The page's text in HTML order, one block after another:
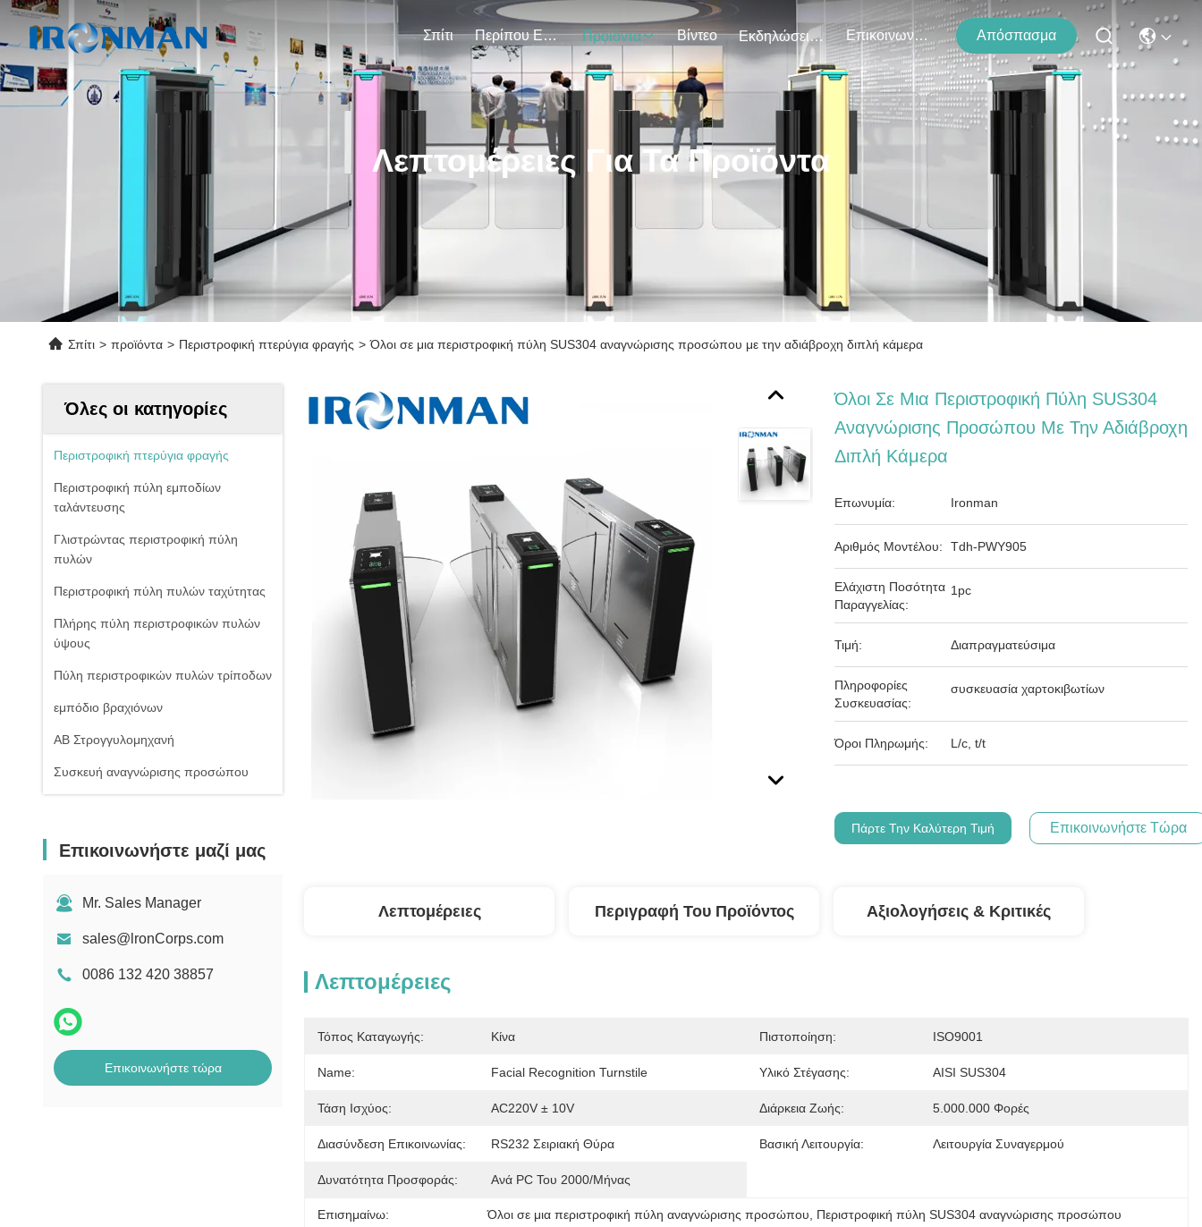
Σπίτι Περίπου Εμείς Προϊόντα Βίντεο Εκδηλώσεις Επικοινωνήστε Μαζί Μας Απόσπασμα
Λεπτομέρειες Για Τα Προϊόντα
Σπίτι > προϊόντα > Περιστροφική πτερύγια φραγής > Όλοι σε μια περιστροφική πύλη SUS304 αναγνώρισης προσώπου με την αδιάβροχη διπλή κάμερα
Όλες οι κατηγορίες
Περιστροφική πτερύγια φραγής
Περιστροφική πύλη εμποδίων
ταλάντευσης
Γλιστρώντας περιστροφική πύλη
πυλών
Περιστροφική πύλη πυλών ταχύτητας
Πλήρης πύλη περιστροφικών πυλών
ύψους
Πύλη περιστροφικών πυλών τρίποδων
εμπόδιο βραχιόνων
ΑΒ Στρογγυλομηχανή
Συσκευή αναγνώρισης προσώπου
Επικοινωνήστε μαζί μας
Mr. Sales Manager
sales@lronCorps.com
0086 132 420 38857
Επικοινωνήστε τώρα
Όλοι Σε Μια Περιστροφική Πύλη SUS304
Αναγνώρισης Προσώπου Με Την Αδιάβροχη
Διπλή Κάμερα
Επωνυμία: Ironman
Αριθμός Μοντέλου: Tdh-PWY905
Ελάχιστη Ποσότητα
Παραγγελίας:
1pc
Τιμή: Διαπραγματεύσιμα
Πληροφορίες
Συσκευασίας:
συσκευασία χαρτοκιβωτίων
Όροι Πληρωμής: L/c, t/t
Πάρτε Την Καλύτερη Τιμή Επικοινωνήστε Τώρα
Λεπτομέρειες Περιγραφή Του Προϊόντος Αξιολογήσεις & Κριτικές
Λεπτομέρειες
Τόπος Καταγωγής: Κίνα Πιστοποίηση: ISO9001
Name: Facial Recognition Turnstile Υλικό Στέγασης: AISI SUS304
Τάση Ισχύος: AC220V ± 10V Διάρκεια Ζωής: 5.000.000 Φορές
Διασύνδεση Επικοινωνίας: RS232 Σειριακή Θύρα Βασική Λειτουργία: Λειτουργία Συναγερμού
Δυνατότητα Προσφοράς: Ανά PC Του 2000/μήνας
Επισημαίνω: Όλοι σε μια περιστροφική πύλη αναγνώρισης προσώπου Περιστροφική πύλη SUS304 αναγνώρισης προσώπου